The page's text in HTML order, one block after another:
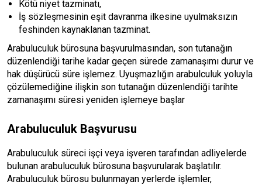
Kötü niyet tazminatı,
İş sözleşmesinin eşit davranma ilkesine uyulmaksızın
feshinden kaynaklanan tazminat.
Arabuluculuk bürosuna başvurulmasından, son tutanağın
düzenlendiği tarihe kadar geçen sürede zamanaşımı durur ve
hak düşürücü süre işlemez. Uyuşmazlığın arabulculuk yoluyla
çözülemediğine ilişkin son tutanağın düzenlendiği tarihte
zamanaşımı süresi yeniden işlemeye başlar
Arabuluculuk Başvurusu
Arabuluculuk süreci işçi veya işveren tarafından adliyelerde
bulunan arabuluculuk bürosuna başvurularak başlatılır.
Arabuluculuk bürosu bulunmayan yerlerde işlemler,